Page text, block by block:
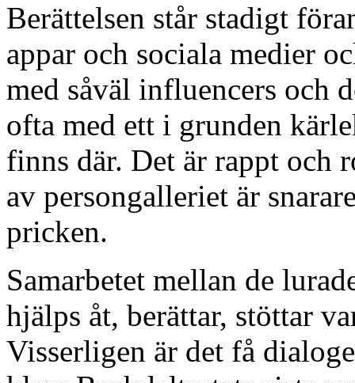
Berättelsen står stadigt
appar och sociala medier
med såväl influencers och
ofta med ett i grunden
finns där. Det är rappt och
av persongalleriet är
pricken.
Samarbetet mellan de
hjälps åt, berättar, stöttar
Visserligen är det få